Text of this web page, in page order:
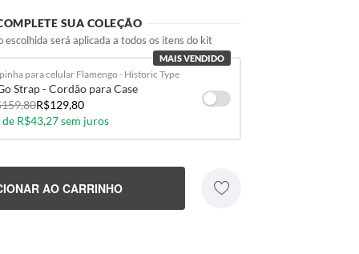
SUA COLEÇÃO
escolhida será aplicada a todos os itens do kit
MAIS VENDIDO
para celular Flamengo - Historic Type
Strap - Cordão para Case
R$129,80
de R$43,27 sem juros
AO CARRINHO